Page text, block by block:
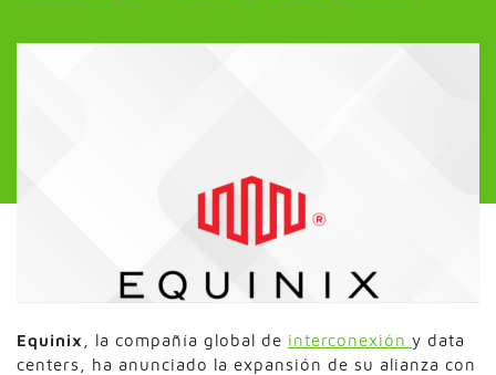
Equinix , la compañía global de interconexión y data
centers, ha anunciado la expansión de su alianza con